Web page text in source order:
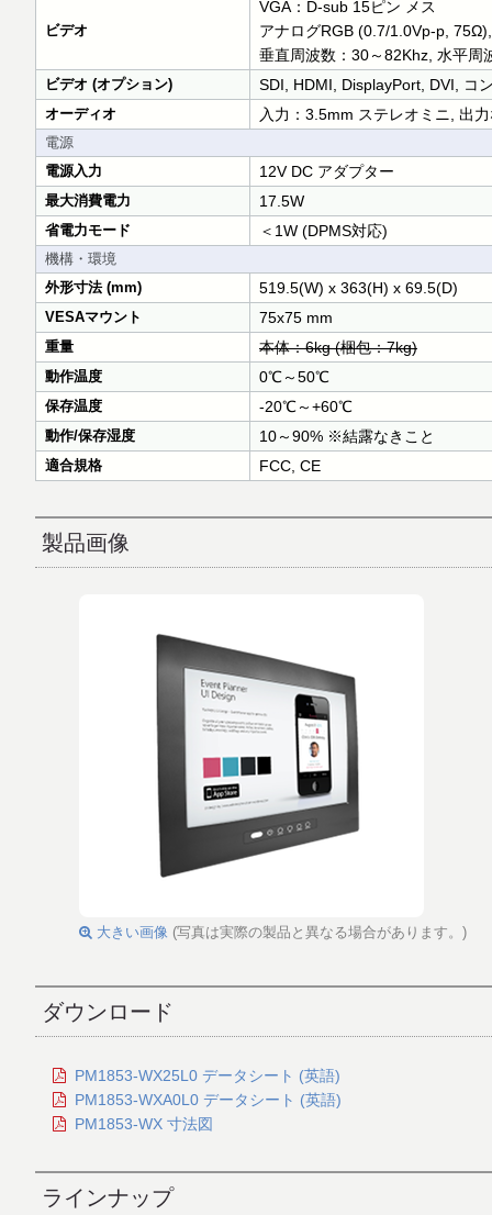
ビデオ
VGA：D-sub 15ピン メス
アナログRGB (0.7/1.0Vp-p,
垂直周波数：30～82Khz, 水平周
ビデオ (オプション) SDI, HDMI, DisplayPort, DVI, コ
オーディオ 入力：3.5mm ステレオミニ, 出
電源
電源入力
12V DC アダプター
最大消費電力 17.5W
省電力モード ＜1W (DPMS対応)
機構・環境
外形寸法 (mm)
519.5(W) x 363(H) x 69.5(D)
VESAマウント 75x75 mm
重量 本体：6kg (梱包：7kg)
動作温度 0℃～50℃
保存温度 -20℃～+60℃
動作/保存湿度 10～90% ※結露なきこと
適合規格 FCC, CE
製品画像
大きい画像 (写真は実際の製品と異なる場合があります。)
ダウンロード
PM1853-WX25L0 データシート (英語)
PM1853-WXA0L0 データシート (英語)
PM1853-WX 寸法図
ラインナップ